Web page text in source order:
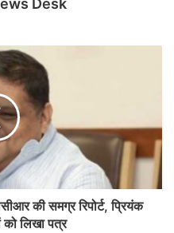
Desk
की समग्र रिपोर्ट, प्रियंक
को लिखा पत्र